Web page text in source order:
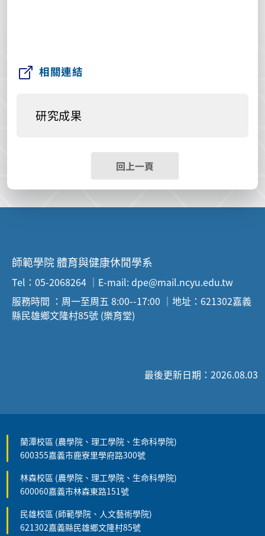
相關連結
研究成果
回上一頁
師範學院 體育與健康休閒學系
Tel：05-2068264 ｜E-mail: dpe@mail.ncyu.edu.tw
服務時間 ：周一至周五 8:00--17:00 ｜地址：621302嘉義
縣民雄鄉文隆村85號 (樂育堂)
最後更新日期：2026.08.03
蘭潭校區 (農學院、理工學院、生命科學院)
600355嘉義市鹿寮里學府路300號
林森校區 (農學院、理工學院、生命科學院)
600060嘉義市林森東路151號
民雄校區 (師範學院、人文藝術學院)
621302嘉義縣民雄鄉文隆村85號